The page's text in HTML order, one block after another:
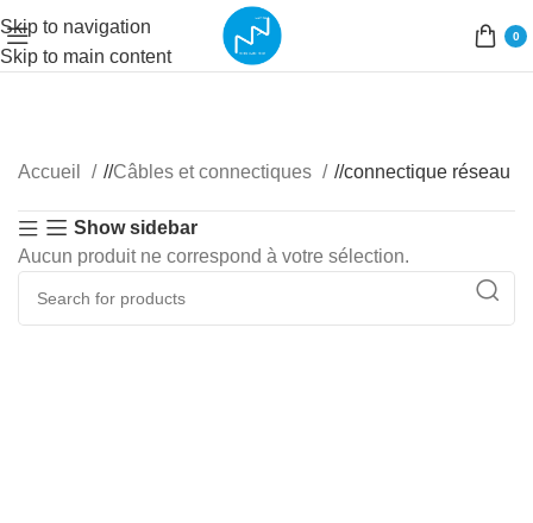
Skip to navigation
Skip to main content
0
Accueil / Câbles et connectiques / connectique réseau
Show sidebar
Aucun produit ne correspond à votre sélection.